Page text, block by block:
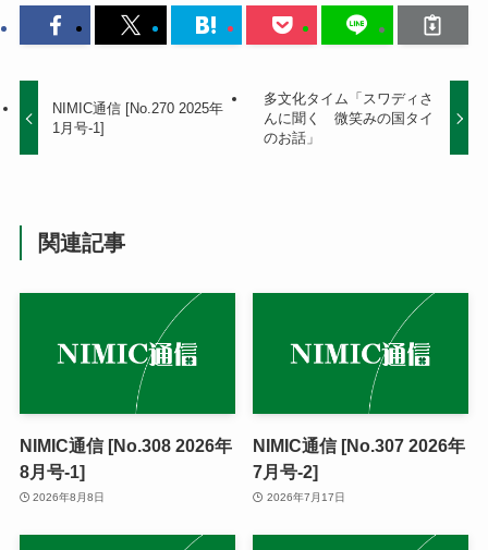
NIMIC通信 [No.270 2025年
1月号-1]
多文化タイム「スワディさ
んに聞く 微笑みの国タイ
のお話」
関連記事
NIMIC通信 [No.308 2026年
8月号-1]
2026年8月8日
NIMIC通信 [No.307 2026年
7月号-2]
2026年7月17日